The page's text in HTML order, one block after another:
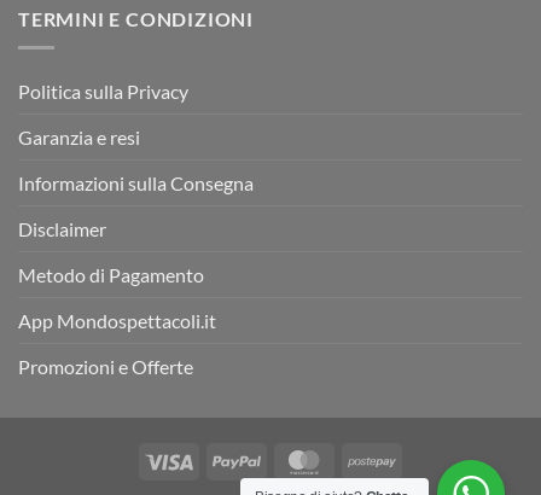
TERMINI E CONDIZIONI
Politica sulla Privacy
Garanzia e resi
Informazioni sulla Consegna
Disclaimer
Metodo di Pagamento
App Mondospettacoli.it
Promozioni e Offerte